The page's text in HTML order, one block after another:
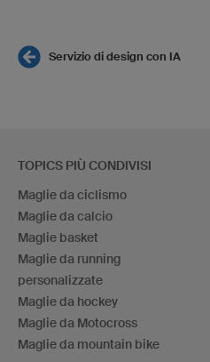
Servizio di design con IA
TOPICS PIÙ CONDIVISI
Maglie da ciclismo
Maglie da calcio
Maglie basket
Maglie da running
personalizzate
Maglie da hockey
Maglie da Motocross
Maglie da mountain bike